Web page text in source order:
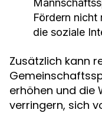
Fördern nicht
die soziale
Zusätzlich kann
erhöhen und die
verringern, sich